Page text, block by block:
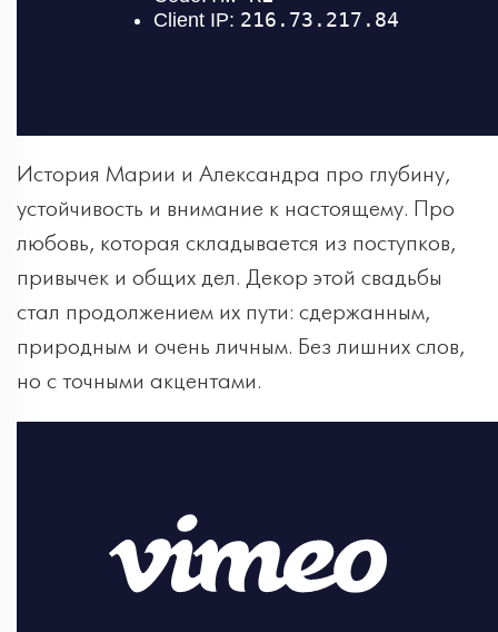
История Марии и Александра про глубину,
устойчивость и внимание к настоящему. Про
любовь, которая складывается из поступков,
привычек и общих дел. Декор этой свадьбы
стал продолжением их пути: сдержанным,
природным и очень личным. Без лишних слов,
но с точными акцентами.